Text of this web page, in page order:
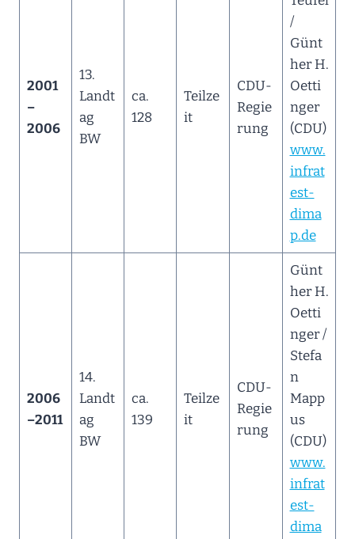
2001
–
2006
13.
Landt
ag
BW
ca.
128
Teilze
it
CDU-
Regie
rung
/
Günt
her H.
Oetti
nger
(CDU)
www.
infrat
est-
dima
p.de
2006
–2011
14.
Landt
ag
BW
ca.
139
Teilze
it
CDU-
Regie
rung
Günt
her H.
Oetti
nger /
Stefa
n
Mapp
us
(CDU)
www.
infrat
est-
dima